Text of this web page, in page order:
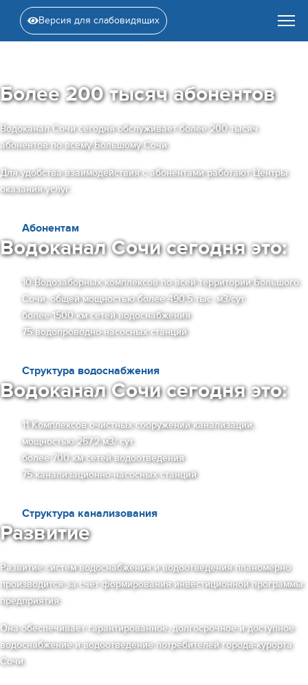
Версия для слабовидящих
Более 200 тысяч абонентов
Водоканал Сочи сегодня обслуживает более 200 тысяч
абонентов по всему Большому Сочи.
Для удобства взаимодействия с абонентами работают Центры
оказания услуг.
Абонентам
Водоканал Сочи сегодня это:
10 Водозаборных комплексов по всей территории Большого
Сочи, общей мощностью более 490,5 тыс. м3/сут.
более 1500 км сетей водоснабжения
75 водопроводно-насосных станций
Структура водоснабжения
Водоканал Сочи сегодня это:
11 Комплексов очистных сооружений канализации,
мощностью 267,2 м3/ сут.
более 700 км сетей водоотведения
75 канализационно-насосных станций
Структура канализования
Развитие
Развитие систем водоснабжения и водоотведения планомерно
производится за счет формирования инвестиционной программы
предприятия.
Она обеспечивает гарантированное, долгосрочное и доступное
водоснабжение и водоотведение потребителей города-курорта
Сочи.